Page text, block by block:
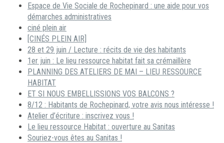
Espace de Vie Sociale de Rochepinard : une aide pour vos
démarches administratives
ciné plein air
[CINÉS PLEIN AIR]
28 et 29 juin / Lecture : récits de vie des habitants
1er juin : Le lieu ressource habitat fait sa crémaillère
PLANNING DES ATELIERS DE MAI – LIEU RESSOURCE
HABITAT
ET SI NOUS EMBELLISSIONS VOS BALCONS ?
8/12 : Habitants de Rochepinard, votre avis nous intéresse !
Atelier d’écriture : inscrivez vous !
Le lieu ressource Habitat : ouverture au Sanitas
Souriez-vous êtes au Sanitas !